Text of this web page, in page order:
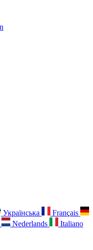
Українська
Français
Nederlands Italiano